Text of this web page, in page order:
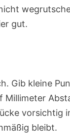
gut.
Gib kleine
vorsichtig
bleibt.